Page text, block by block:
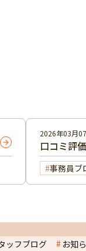
2026年03月
口コミ評
事務員ブ
ッフブログ お知